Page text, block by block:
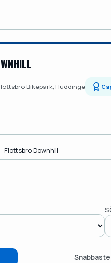
Bikepark, Huddinge
Snabbaste